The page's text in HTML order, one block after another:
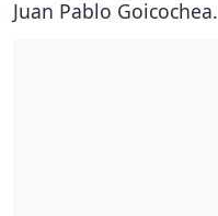
Juan Pablo Goicochea.